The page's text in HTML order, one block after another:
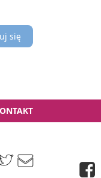
się